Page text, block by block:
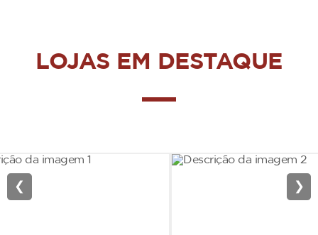
LOJAS EM DESTAQUE
❮ ❯